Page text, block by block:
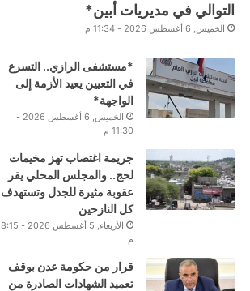
التوالي في مديريات أبين*
الخميس, 6 أغسطس 2026 - 11:34 م
*مستشفى الرازي.. التسرع
في التعيين يعيد الأزمة إلى
الواجهة*
الخميس, 6 أغسطس 2026 -
11:30 م
جريمة اغتصاب تهز مخيمات
لحج.. والمجلس المحلي يقر
عقوبة مثيرة للجدل وتستهدف
كل النازحين
الأربعاء, 5 أغسطس 2026 - 8:15
م
قرار من حكومة عدن بوقف
تعميد الشهادات الصادرة من